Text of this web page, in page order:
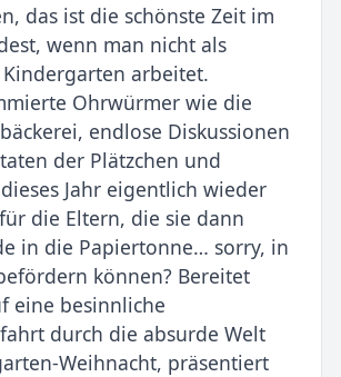
das ist die schönste Zeit im
wenn man nicht als
arbeitet.
Ohrwürmer wie die
endlose Diskussionen
der Plätzchen und
Jahr eigentlich wieder
die Eltern, die sie dann
in die Papiertonne… sorry, in
können? Bereitet
eine besinnliche
durch die absurde Welt
Weihnacht, präsentiert